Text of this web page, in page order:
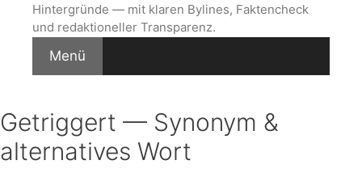
Hintergründe — mit klaren Bylines, Faktencheck
und redaktioneller Transparenz.
Menü
Getriggert — Synonym &
alternatives Wort